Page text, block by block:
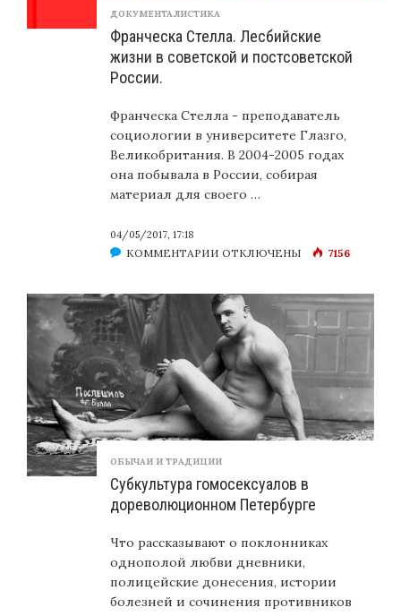
ДОКУМЕНТАЛИСТИКА
Франческа Стелла. Лесбийские
жизни в советской и постсоветской
России.
Франческа Стелла - преподаватель
социологии в университете Глазго,
Великобритания. В 2004-2005 годах
она побывала в России, собирая
материал для своего …
04/05/2017, 17:18
КОММЕНТАРИИК
СТЕЛЛА.
ЛЕСБИЙСКИЕ
ЖИЗНИ
В
СОВЕТСКОЙ
И
ПОСТСОВЕТСКОЙ
РОССИИ.
ОТКЛЮЧЕНЫ 7156
ОБЫЧАИ И ТРАДИЦИИ
Субкультура гомосексуалов в
дореволюционном Петербурге
Что рассказывают о поклонниках
однополой любви дневники,
полицейские донесения, истории
болезней и сочинения противников